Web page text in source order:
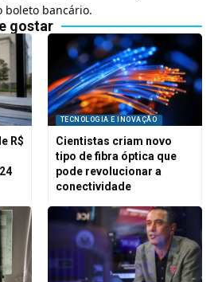
boleto bancário.
gostar
R$
TECNOLOGIA E INOVAÇÃO
Cientistas criam novo
tipo de fibra óptica que
pode revolucionar a
conectividade